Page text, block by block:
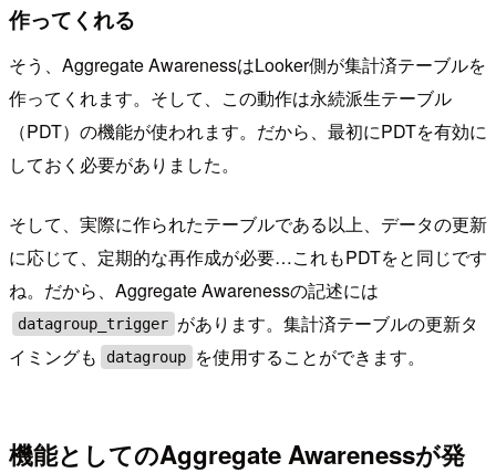
作ってくれる
そう、Aggregate AwarenessはLooker側が集計済テーブルを
作ってくれます。そして、この動作は永続派生テーブル
（PDT）の機能が使われます。だから、最初にPDTを有効に
しておく必要がありました。
そして、実際に作られたテーブルである以上、データの更新
に応じて、定期的な再作成が必要…これもPDTをと同じです
ね。だから、Aggregate Awarenessの記述には
datagroup_trigger があります。集計済テーブルの更新タ
イミングも
datagroup を使用することができます。
機能としてのAggregate Awarenessが発